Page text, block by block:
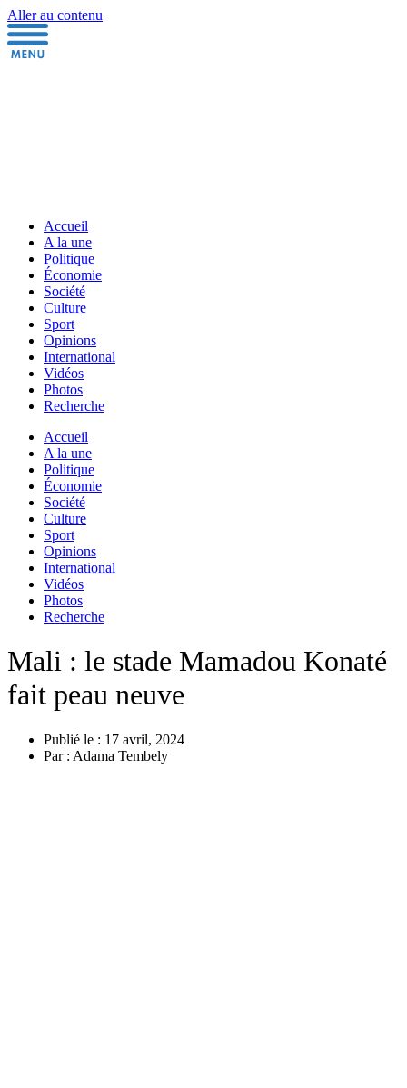
Aller au contenu
Accueil
A la une
Politique
Économie
Société
Culture
Sport
Opinions
International
Vidéos
Photos
Recherche
Accueil
A la une
Politique
Économie
Société
Culture
Sport
Opinions
International
Vidéos
Photos
Recherche
Mali : le stade Mamadou Konaté
fait peau neuve
Publié le : 17 avril, 2024
Par : Adama Tembely